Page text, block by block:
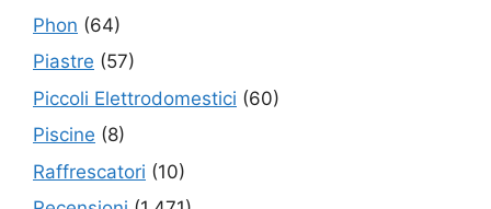
Phon (64)
Piastre (57)
Piccoli Elettrodomestici (60)
Piscine (8)
Raffrescatori (10)